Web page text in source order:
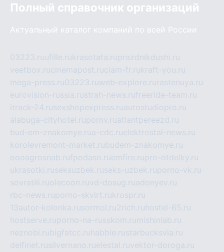
Полный справочник организаций
Актуальный каталог компаний по всей России
03223.ruufille.rukrasotata.ruprazdnikdushi.ru
veetbox.rucinemapost.ruciam-fr.rukraft-you.ru
mega-press.ru03223.ruweb-explore.ru rastenuya.ru
eurovision-russia.rustrah-news.rufreeride-team.ru
itrack-24.rusexshopexpress.ruautostudiopro.ru
alabuga-cityhotel.rupornv.ruatlantpereezd.ru
bud-em-znakomye.rua-cdc.ruelektrostal-news.ru
korolevremont-market.rubudem-znakomye.ru
oooagrosnab.rufpodaso.ruemfire.rupro-otdelky.ru
ukrasotki.ruseksuzbek.ruseks-uzbek.ruporno-vk.ru
sovratili.ruolecoon.ruvd-dosug.ruadonyev.ru
rbc-news.ruporno-skvirt.rukrospr.ru
13autor-kolonka.rusormol.ru2rich.ru hostel-65.ru
hostserve.ruporno-na-russkom.ru mishinlab.ru
neznobi.rubigfatcc.ru habble.rustarbucksvia.ru
delfinet.rusilvernano.ruelestal.ruvektor-doroga.ru